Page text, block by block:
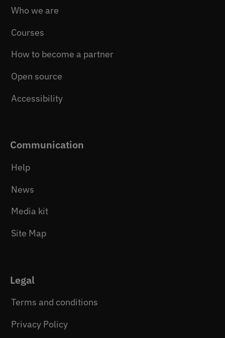
Who we are
Courses
How to become a partner
Open source
Accessibility
Communication
Help
News
Media kit
Site Map
Legal
Terms and conditions
Privacy Policy